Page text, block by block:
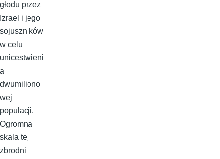
głodu przez
Izrael i jego
sojuszników
w celu
unicestwieni
a
dwumiliono
wej
populacji.
Ogromna
skala tej
zbrodni